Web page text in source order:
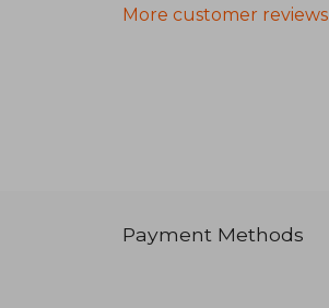
More customer reviews
Payment Methods